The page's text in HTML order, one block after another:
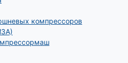
компрессоров